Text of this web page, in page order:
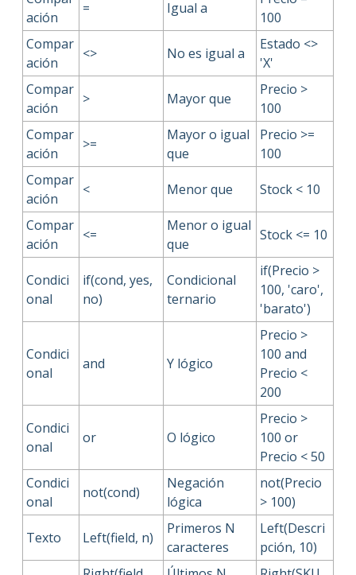
ación
= Igual a
100
Compar
ación
<> No es igual a
Estado <>
'X'
Compar
ación
> Mayor que
Precio >
100
Compar
ación
>=
Mayor o igual
que
Precio >=
100
Compar
ación
< Menor que Stock < 10
Compar
ación
<=
Menor o igual
que
Stock <= 10
Condici
onal
if(cond, yes,
no)
Condicional
ternario
if(Precio >
100, 'caro',
'barato')
Condici
onal
and Y lógico
Precio >
100 and
Precio <
200
Condici
onal
or O lógico
Precio >
100 or
Precio < 50
Condici
onal
not(cond)
Negación
lógica
not(Precio
> 100)
Texto Left(field, n)
Primeros N
caracteres
Left(Descri
pción, 10)